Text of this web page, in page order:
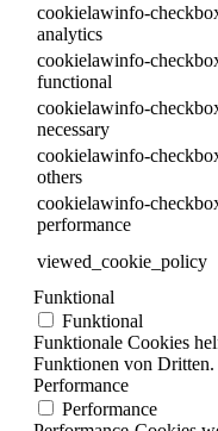
cookielawinfo-
analytics
cookielawinfo-
functional
cookielawinfo-
necessary
cookielawinfo-
others
cookielawinfo-
performance
viewed_cookie_policy
Funktional
Funktional
Funktionale Cookies
Funktionen von Dritten.
Performance
Performance